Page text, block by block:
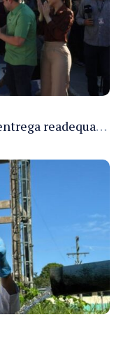
Governador Roberto Cidade entrega readequação do ambulatório da FCecon e amplia capacidade de atendimento oncológico em Manaus